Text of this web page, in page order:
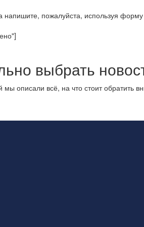
напишите, пожалуйста, используя форму
выбрать
описали всё, на что стоит обратить